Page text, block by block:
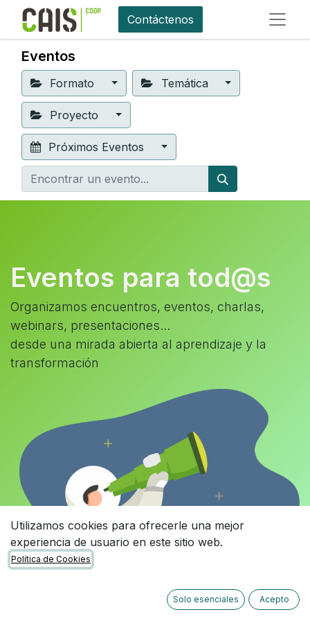
Contáctenos
Eventos
Formato Temática
Proyecto
Próximos Eventos
Eventos para tod@s
Organizamos encuentros, eventos, charlas,
webinars, presentaciones...
desde una mirada abierta al aprendizaje y la
transformación
Utilizamos cookies para ofrecerle una mejor
experiencia de usuario en este sitio web.
Política de Cookies
Solo esenciales Acepto